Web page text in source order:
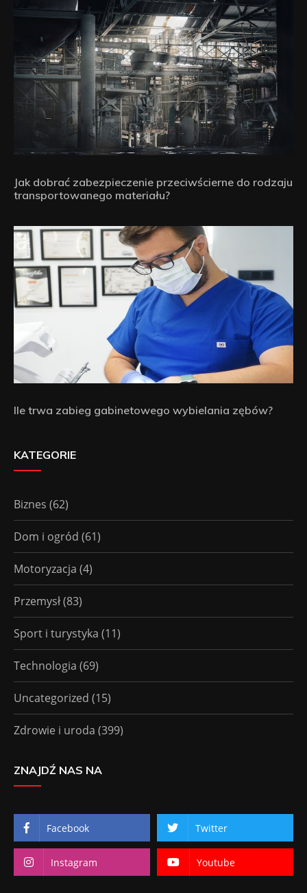
Jak dobrać zabezpieczenie przeciwścierne do rodzaju
transportowanego materiału?
Ile trwa zabieg gabinetowego wybielania zębów?
KATEGORIE
Biznes (62)
Dom i ogród (61)
Motoryzacja (4)
Przemysł(83)
Sport i turystyka (11)
Technologia (69)
Uncategorized (15)
Zdrowie i uroda (399)
ZNAJDŹ NAS NA
Facebook Twitter
Instagram Youtube